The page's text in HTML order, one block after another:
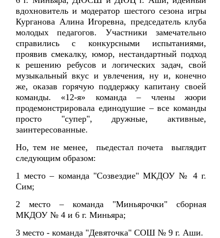
вдохновитель и модератор шестого сезона игры
Курганова Алина Игоревна, председатель клуба
молодых педагогов. Участники замечательно
справились с конкурсными испытаниями,
проявив смекалку, юмор, нестандартный подход
к решению ребусов и логических задач, свой
музыкальный вкус и увлечения, ну и, конечно
же, оказав горячую поддержку капитану своей
команды. «12-я» команда – члены жюри
продемонстрировала единодушие – все команды
просто "супер", дружные, активные,
заинтересованные.
Но, тем не менее, пьедестал почета выглядит
следующим образом:
1 место – команда "Созвездие" МКДОУ № 4 г.
Сим;
2 место – команда "Миньярочки" сборная
МКДОУ № 4 и 6 г. Миньяра;
3 место - команда "Девяточка" СОШ № 9 г. Аши.